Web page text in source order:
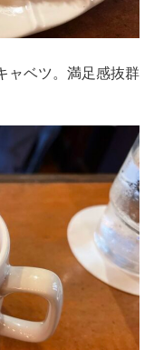
ャベツ。満足感抜群